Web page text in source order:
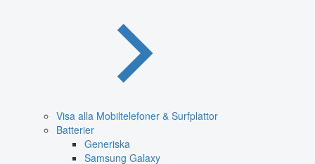
Visa alla Mobiltelefoner & Surfplattor
Batterier
Generiska
Samsung Galaxy